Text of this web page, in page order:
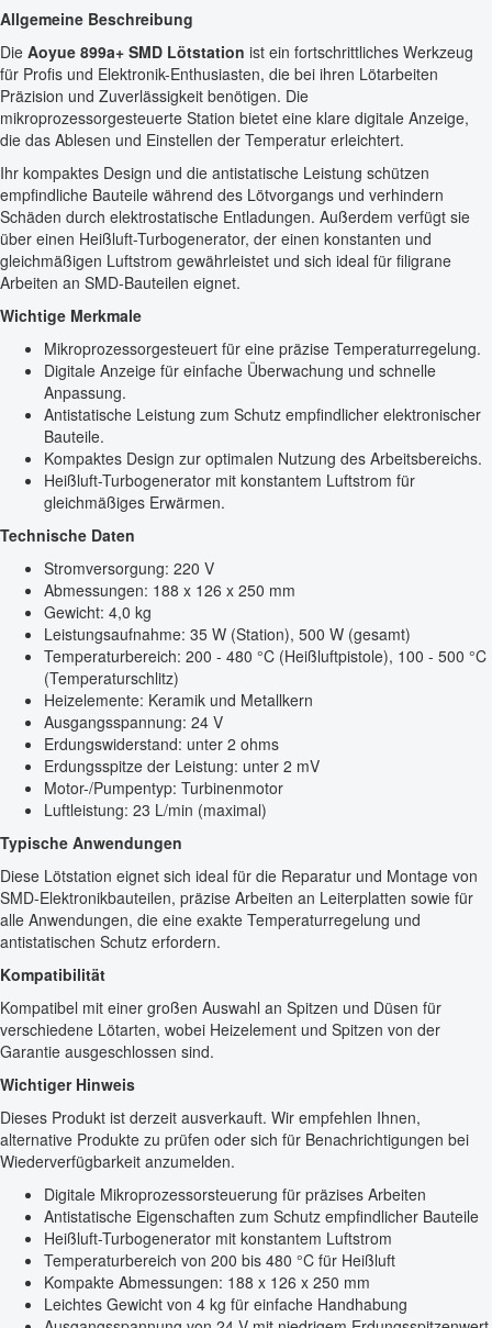
Allgemeine Beschreibung
Die Aoyue 899a+ SMD Lötstation ist ein fortschrittliches Werkzeug
für Profis und Elektronik-Enthusiasten, die bei ihren Lötarbeiten
Präzision und Zuverlässigkeit benötigen. Die
mikroprozessorgesteuerte Station bietet eine klare digitale Anzeige,
die das Ablesen und Einstellen der Temperatur erleichtert.
Ihr kompaktes Design und die antistatische Leistung schützen
empfindliche Bauteile während des Lötvorgangs und verhindern
Schäden durch elektrostatische Entladungen. Außerdem verfügt sie
über einen Heißluft-Turbogenerator, der einen konstanten und
gleichmäßigen Luftstrom gewährleistet und sich ideal für filigrane
Arbeiten an SMD-Bauteilen eignet.
Wichtige Merkmale
Mikroprozessorgesteuert für eine präzise Temperaturregelung.
Digitale Anzeige für einfache Überwachung und schnelle
Anpassung.
Antistatische Leistung zum Schutz empfindlicher elektronischer
Bauteile.
Kompaktes Design zur optimalen Nutzung des Arbeitsbereichs.
Heißluft-Turbogenerator mit konstantem Luftstrom für
gleichmäßiges Erwärmen.
Technische Daten
Stromversorgung: 220 V
Abmessungen: 188 x 126 x 250 mm
Gewicht: 4,0 kg
Leistungsaufnahme: 35 W (Station), 500 W (gesamt)
Temperaturbereich: 200 - 480 °C (Heißluftpistole), 100 - 500 °C
(Temperaturschlitz)
Heizelemente: Keramik und Metallkern
Ausgangsspannung: 24 V
Erdungswiderstand: unter 2 ohms
Erdungsspitze der Leistung: unter 2 mV
Motor-/Pumpentyp: Turbinenmotor
Luftleistung: 23 L/min (maximal)
Typische Anwendungen
Diese Lötstation eignet sich ideal für die Reparatur und Montage von
SMD-Elektronikbauteilen, präzise Arbeiten an Leiterplatten sowie für
alle Anwendungen, die eine exakte Temperaturregelung und
antistatischen Schutz erfordern.
Kompatibilität
Kompatibel mit einer großen Auswahl an Spitzen und Düsen für
verschiedene Lötarten, wobei Heizelement und Spitzen von der
Garantie ausgeschlossen sind.
Wichtiger Hinweis
Dieses Produkt ist derzeit ausverkauft. Wir empfehlen Ihnen,
alternative Produkte zu prüfen oder sich für Benachrichtigungen bei
Wiederverfügbarkeit anzumelden.
Digitale Mikroprozessorsteuerung für präzises Arbeiten
Antistatische Eigenschaften zum Schutz empfindlicher Bauteile
Heißluft-Turbogenerator mit konstantem Luftstrom
Temperaturbereich von 200 bis 480 °C für Heißluft
Kompakte Abmessungen: 188 x 126 x 250 mm
Leichtes Gewicht von 4 kg für einfache Handhabung